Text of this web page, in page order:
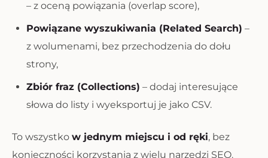
– z oceną powiązania (overlap score),
Powiązane wyszukiwania (Related Search) –
z wolumenami, bez przechodzenia do dołu
strony,
Zbiór fraz (Collections) – dodaj interesujące
słowa do listy i wyeksportuj je jako CSV.
To wszystko w jednym miejscu i od ręki, bez
konieczności korzystania z wielu narzędzi SEO.